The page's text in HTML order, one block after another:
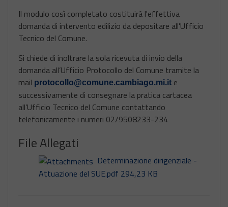
Il modulo così completato costituirà l'effettiva
domanda di intervento edilizio da depositare all'Ufficio
Tecnico del Comune.
Si chiede di inoltrare la sola ricevuta di invio della
domanda all’Ufficio Protocollo del Comune tramite la
mail protocollo@comune.cambiago.mi.it e
successivamente di consegnare la pratica cartacea
all’Ufficio Tecnico del Comune contattando
telefonicamente i numeri 02/9508233-234
File Allegati
Determinazione dirigenziale -
Attuazione del SUE.pdf 294,23 KB